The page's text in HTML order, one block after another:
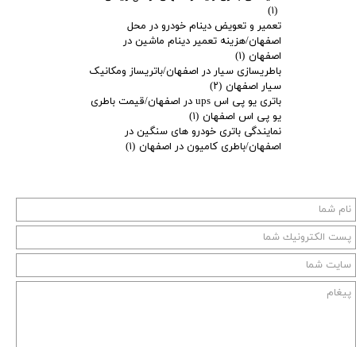
(۱)
تعمیر و تعویض دینام خودرو در محل
اصفهان/هزینه تعمیر دینام ماشین در
اصفهان (۱)
باطریسازی سیار در اصفهان/باتریساز ومکانیک
سیار اصفهان (۲)
باتری یو پی اس ups در اصفهان/قیمت باطری
یو پی اس اصفهان (۱)
نمایندگی باتری خودرو های سنگین در
اصفهان/باطری کامیون در اصفهان (۱)